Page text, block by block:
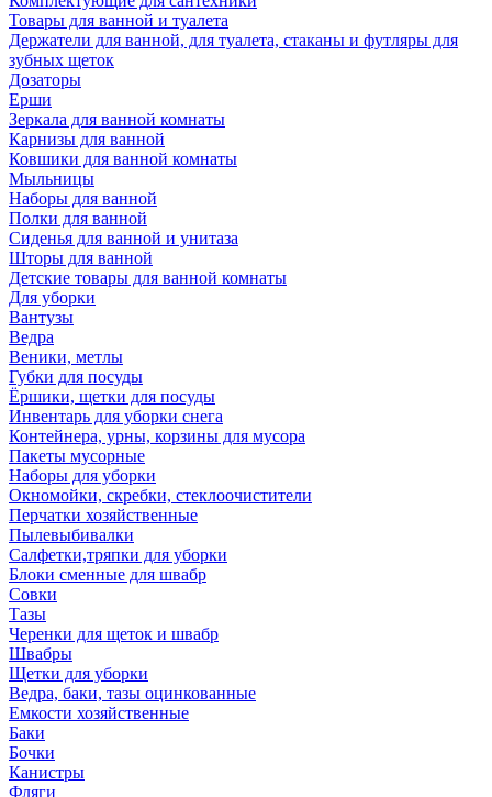
Товары для ванной и туалета
Держатели для ванной, для туалета, стаканы и футляры для
зубных щеток
Дозаторы
Ерши
Зеркала для ванной комнаты
Карнизы для ванной
Ковшики для ванной комнаты
Мыльницы
Наборы для ванной
Полки для ванной
Сиденья для ванной и унитаза
Шторы для ванной
Детские товары для ванной комнаты
Для уборки
Вантузы
Ведра
Веники, метлы
Губки для посуды
Ёршики, щетки для посуды
Инвентарь для уборки снега
Контейнера, урны, корзины для мусора
Пакеты мусорные
Наборы для уборки
Окномойки, скребки, стеклоочистители
Перчатки хозяйственные
Пылевыбивалки
Салфетки,тряпки для уборки
Блоки сменные для швабр
Совки
Тазы
Черенки для щеток и швабр
Швабры
Щетки для уборки
Ведра, баки, тазы оцинкованные
Емкости хозяйственные
Баки
Бочки
Канистры
Фляги